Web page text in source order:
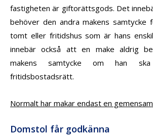
fastigheten är giftorättsgods. Det
behöver den andra makens
tomt eller fritidshus som är hans
innebär också att en make aldrig
makens samtycke om han
fritidsbostadsrätt.
Normalt har makar endast en
Domstol får godkänna